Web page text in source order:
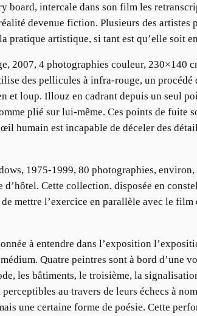
intercale dans son film les
devenue fiction. Plusieurs des
pratique artistique, si tant est qu’elle soit
2007, 4 photographies couleur, 230×140
des pellicules à infra-rouge, un
et loup. Illouz en cadrant depuis un seul
plié sur lui-même. Ces points de fuite
humain est incapable de déceler des
1975-1999, 80 photographies,
d’hôtel. Cette collection, disposée en
mettre l’exercice en parallèle avec le
à entendre dans l’exposition
Quatre peintres sont à bord d’une
les bâtiments, le troisième, la
au travers de leurs échecs à
une certaine forme de poésie. Cette